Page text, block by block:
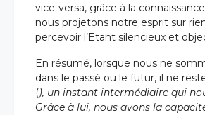
vice-versa, grâce à la
nous projetons notre esprit sur
percevoir l’Etant silencieux et
En résumé, lorsque nous ne
dans le passé ou le futur, il ne
(), un instant intermédiaire qui
Grâce à lui, nous avons la